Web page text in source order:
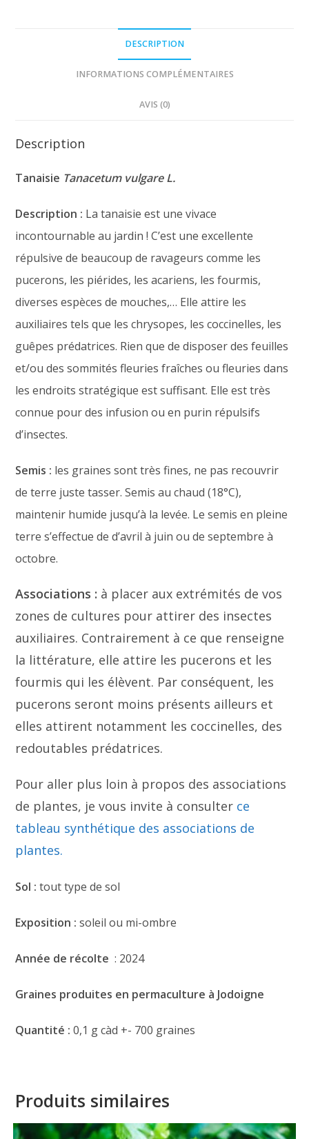
DESCRIPTION
INFORMATIONS COMPLÉMENTAIRES
AVIS (0)
Description
Tanaisie Tanacetum vulgare L.
Description : La tanaisie est une vivace
incontournable au jardin ! C’est une excellente
répulsive de beaucoup de ravageurs comme les
pucerons, les piérides, les acariens, les fourmis,
diverses espèces de mouches,… Elle attire les
auxiliaires tels que les chrysopes, les coccinelles, les
guêpes prédatrices. Rien que de disposer des feuilles
et/ou des sommités fleuries fraîches ou fleuries dans
les endroits stratégique est suffisant. Elle est très
connue pour des infusion ou en purin répulsifs
d’insectes.
Semis : les graines sont très fines, ne pas recouvrir
de terre juste tasser. Semis au chaud (18°C),
maintenir humide jusqu’à la levée. Le semis en pleine
terre s’effectue de d’avril à juin ou de septembre à
octobre.
Associations : à placer aux extrémités de vos
zones de cultures pour attirer des insectes
auxiliaires. Contrairement à ce que renseigne
la littérature, elle attire les pucerons et les
fourmis qui les élèvent. Par conséquent, les
pucerons seront moins présents ailleurs et
elles attirent notamment les coccinelles, des
redoutables prédatrices.
Pour aller plus loin à propos des associations
de plantes, je vous invite à consulter ce
tableau synthétique des associations de
plantes.
Sol : tout type de sol
Exposition : soleil ou mi-ombre
Année de récolte : 2024
Graines produites en permaculture à Jodoigne
Quantité :0,1 g càd +- 700 graines
Produits similaires